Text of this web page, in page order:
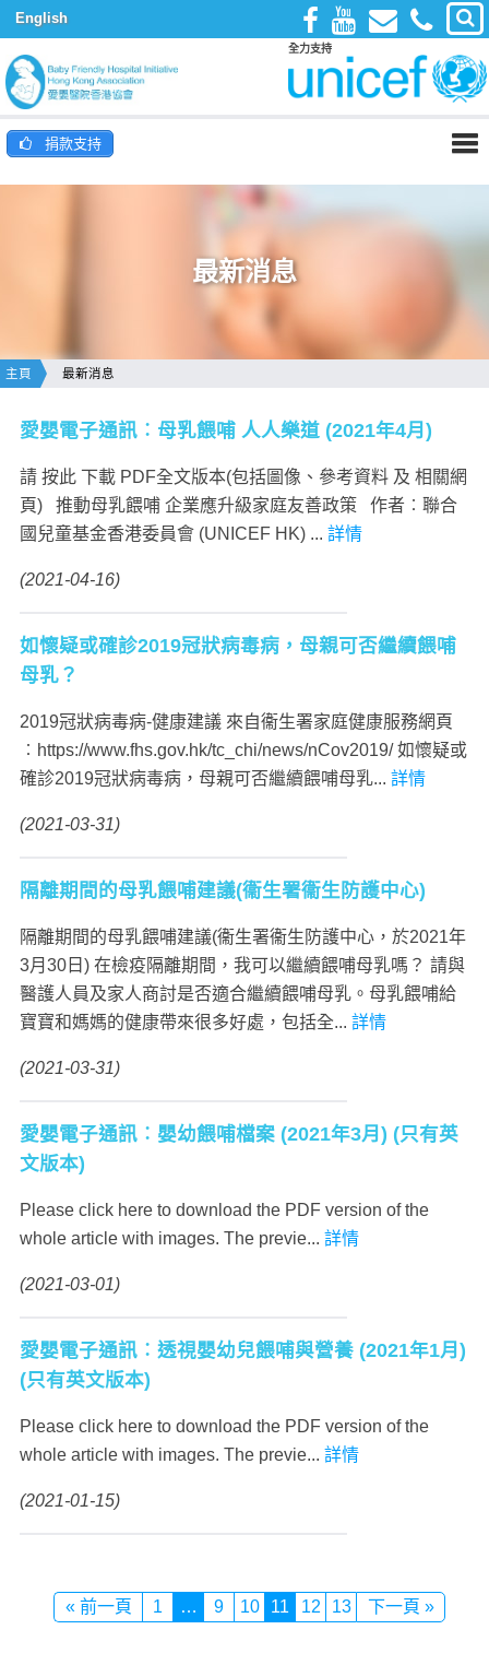
English
全力支持
捐款支持
最新消息
主頁 最新消息
愛嬰電子通訊︰母乳餵哺 人人樂道 (2021年4月)
請 按此 下載 PDF全文版本(包括圖像、參考資料 及 相關網
頁) 推動母乳餵哺 企業應升級家庭友善政策 作者︰聯合
國兒童基金香港委員會 (UNICEF HK) ... 詳情
(2021-04-16)
如懷疑或確診2019冠狀病毒病，母親可否繼續餵哺
母乳？
2019冠狀病毒病-健康建議 來自衞生署家庭健康服務網頁
︰https://www.fhs.gov.hk/tc_chi/news/nCov2019/ 如懷疑或
確診2019冠狀病毒病，母親可否繼續餵哺母乳... 詳情
(2021-03-31)
隔離期間的母乳餵哺建議(衞生署衞生防護中心)
隔離期間的母乳餵哺建議(衞生署衞生防護中心，於2021年
3月30日) 在檢疫隔離期間，我可以繼續餵哺母乳嗎？ 請與
醫護人員及家人商討是否適合繼續餵哺母乳。母乳餵哺給
寶寶和媽媽的健康帶來很多好處，包括全... 詳情
(2021-03-31)
愛嬰電子通訊︰嬰幼餵哺檔案 (2021年3月) (只有英
文版本)
Please click here to download the PDF version of the
whole article with images. The previe... 詳情
(2021-03-01)
愛嬰電子通訊︰透視嬰幼兒餵哺與營養 (2021年1月)
(只有英文版本)
Please click here to download the PDF version of the
whole article with images. The previe... 詳情
(2021-01-15)
« 前一頁 1 … 9 10 11 12 13 下一頁 »